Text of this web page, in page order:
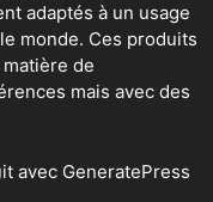
adaptés à un usage
monde. Ces produits
de
mais avec des
avec GeneratePress